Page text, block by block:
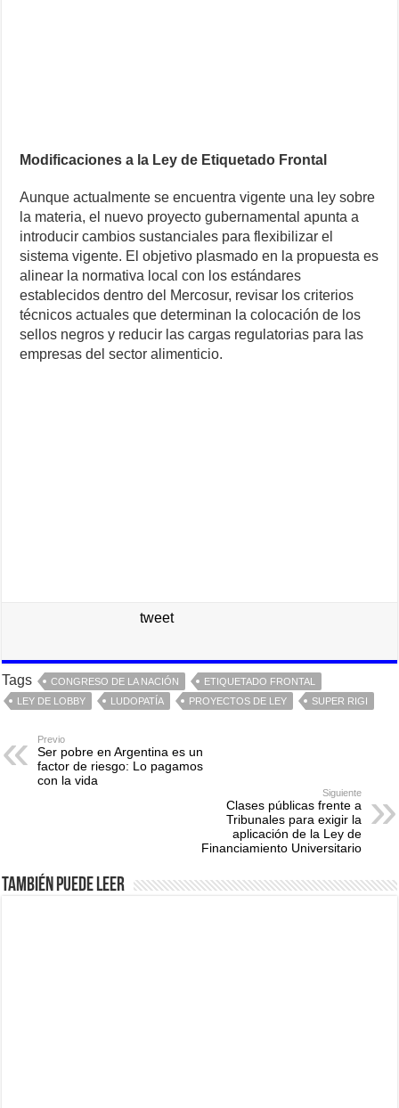
Modificaciones a la Ley de Etiquetado Frontal
Aunque actualmente se encuentra vigente una ley sobre
la materia, el nuevo proyecto gubernamental apunta a
introducir cambios sustanciales para flexibilizar el
sistema vigente. El objetivo plasmado en la propuesta es
alinear la normativa local con los estándares
establecidos dentro del Mercosur, revisar los criterios
técnicos actuales que determinan la colocación de los
sellos negros y reducir las cargas regulatorias para las
empresas del sector alimenticio.
tweet
Tags CONGRESO DE LA NACIÓN
ETIQUETADO FRONTAL
LEY DE LOBBY
LUDOPATÍA PROYECTOS DE LEY SUPER RIGI
Previo
Ser pobre en Argentina es un
factor de riesgo: Lo pagamos
con la vida
Siguiente
Clases públicas frente a
Tribunales para exigir la
aplicación de la Ley de
Financiamiento Universitario
También puede leer